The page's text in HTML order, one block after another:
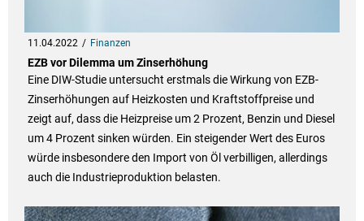
11.04.2022 Finanzen
EZB vor Dilemma um Zinserhöhung
Eine DIW-Studie untersucht erstmals die Wirkung von EZB-
Zinserhöhungen auf Heizkosten und Kraftstoffpreise und
zeigt auf, dass die Heizpreise um 2 Prozent, Benzin und Diesel
um 4 Prozent sinken würden. Ein steigender Wert des Euros
würde insbesondere den Import von Öl verbilligen, allerdings
auch die Industrieproduktion belasten.